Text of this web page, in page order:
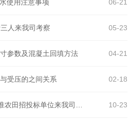
06-21
使用注意事项
05-23
人来我司考察
04-21
参数及混凝土回填方法
02-18
受压的之间关系
10-23